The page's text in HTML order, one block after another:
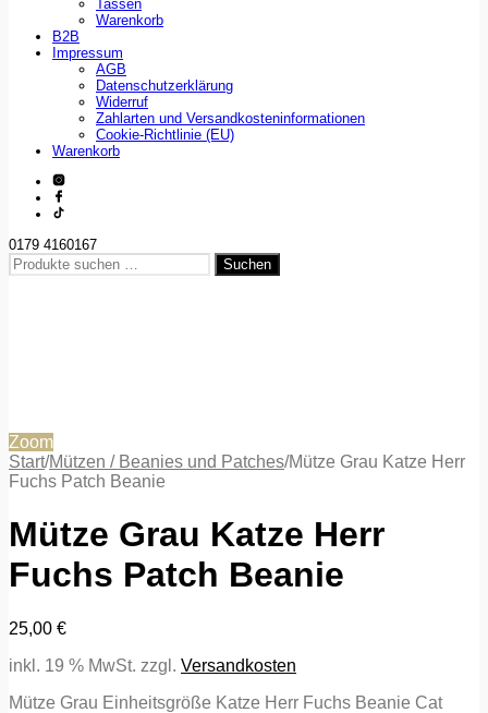
Tassen
Warenkorb
B2B
Impressum
AGB
Datenschutzerklärung
Widerruf
Zahlarten und Versandkosteninformationen
Cookie-Richtlinie (EU)
Warenkorb
0179 4160167
Suchen
nach:
Suchen
Zoom
Start/Mützen / Beanies und Patches/Mütze Grau Katze Herr
Fuchs Patch Beanie
Mütze Grau Katze Herr
Fuchs Patch Beanie
25,00 €
inkl. 19 % MwSt. zzgl. Versandkosten
Mütze Grau Einheitsgröße Katze Herr Fuchs Beanie Cat